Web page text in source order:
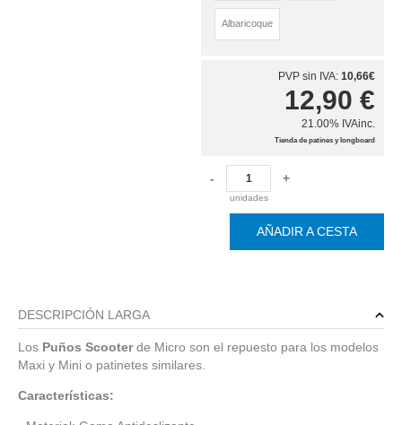
Albaricoque
PVP sin IVA: 10,66€
12,90 €
21.00% IVAinc.
Tienda de patines y longboard
-
unidades
+
AÑADIR A CESTA
DESCRIPCIÓN LARGA
Los Puños Scooterde Micro son el repuesto para los modelos
Maxi y Mini o patinetes similares.
Características: